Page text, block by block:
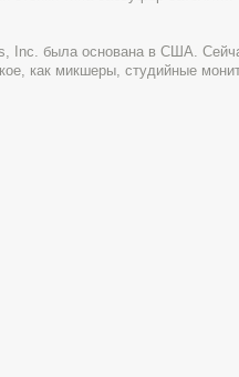
Inc. была основана в США.
как микшеры, студийные